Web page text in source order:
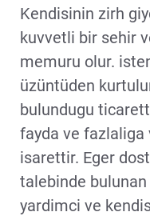
Kendisinin zirh
kuvvetli bir sehir
memuru olur.
üzüntüden
bulundugu
fayda ve
isarettir. Eger
talebinde
yardimci ve